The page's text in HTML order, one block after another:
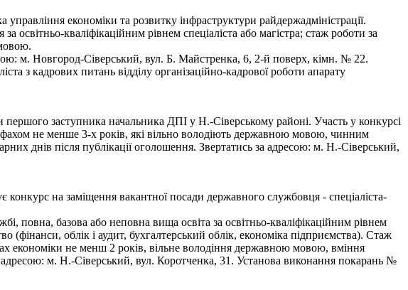
економіки та розвитку інфраструктури райдержадміністрації.
кваліфікаційним рівнем спеціаліста або магістра; стаж роботи за
м. Новгород-Сіверський, вул. Б. Майстренка, 6, 2-й поверх, кімн. № 22.
з кадрових питань відділу організаційно-кадрової роботи апарату
заступника начальника ДПІ у Н.-Сіверському районі. Участь у конкурсі
не менше 3-х років, які вільно володіють державною мовою, чинним
днів після публікації оголошення. Звертатись за адресою: м. Н.-Сіверський,
на заміщення вакантної посади державного службовця - спеціаліста-
повна, базова або неповна вища освіта за освітньо-кваліфікаційним рівнем
(фінанси, облік і аудит, бухгалтерський облік, економіка підприємства). Стаж
економіки не менш 2 років, вільне володіння державною мовою, вміння
м. Н.-Сіверський, вул. Коротченка, 31. Установа виконання покарань №